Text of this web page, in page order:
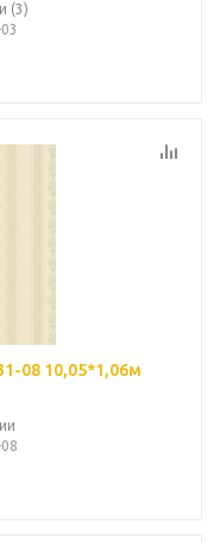
(3)
08 10,05*1,06м